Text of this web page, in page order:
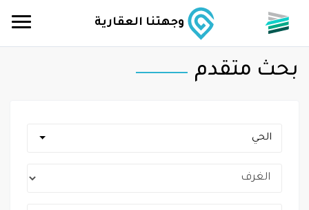
وجهتنا العقارية
بحث متقدم
الحي